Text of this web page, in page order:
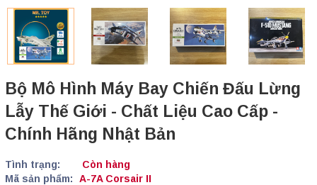
Bộ Mô Hình Máy Bay Chiến Đấu Lừng
Lẫy Thế Giới - Chất Liệu Cao Cấp -
Chính Hãng Nhật Bản
Tình trạng:
Còn hàng
Mã sản phẩm:
A-7A Corsair II